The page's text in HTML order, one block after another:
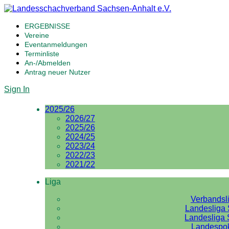
ERGEBNISSE
Vereine
Eventanmeldungen
Terminliste
An-/Abmelden
Antrag neuer Nutzer
Sign In
2025/26
2026/27
2025/26
2024/25
2023/24
2022/23
2021/22
Liga
Landesliga
Landesliga